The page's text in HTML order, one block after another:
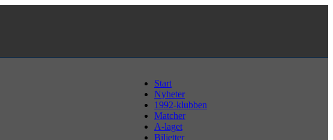
Start
Nyheter
1992-klubben
Matcher
A-laget
Biljetter